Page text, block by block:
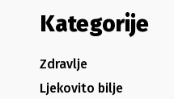
Kategorije
Zdravlje
Ljekovito bilje